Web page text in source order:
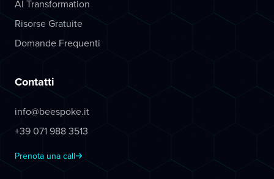
AI Transformation
Risorse Gratuite
Domande Frequenti
Contatti
info@beespoke.it
+39 071 988 3513
Prenota una call